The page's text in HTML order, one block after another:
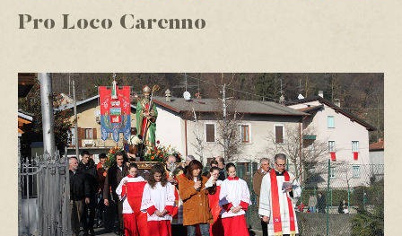
Pro Loco Carenno